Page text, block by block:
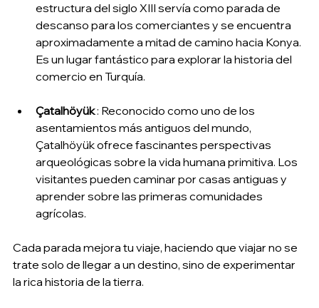
estructura del siglo XIII servía como parada de
descanso para los comerciantes y se encuentra
aproximadamente a mitad de camino hacia Konya.
Es un lugar fantástico para explorar la historia del
comercio en Turquía.
Çatalhöyük : Reconocido como uno de los
asentamientos más antiguos del mundo,
Çatalhöyük ofrece fascinantes perspectivas
arqueológicas sobre la vida humana primitiva. Los
visitantes pueden caminar por casas antiguas y
aprender sobre las primeras comunidades
agrícolas.
Cada parada mejora tu viaje, haciendo que viajar no se
trate solo de llegar a un destino, sino de experimentar
la rica historia de la tierra.